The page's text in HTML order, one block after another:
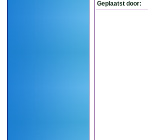
Geplaatst door: